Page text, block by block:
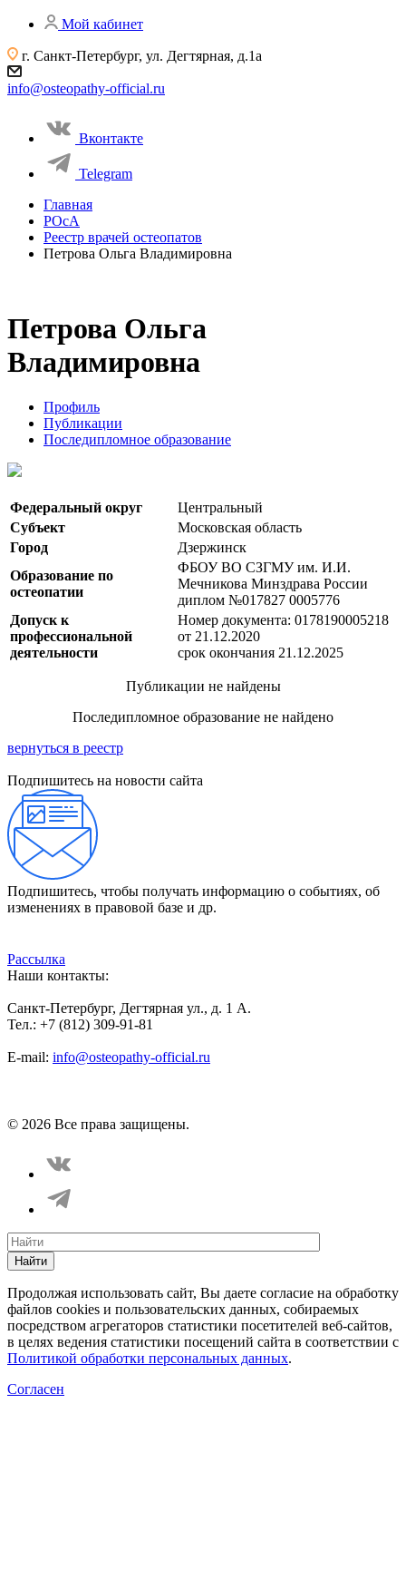
Мой кабинет
г. Санкт-Петербург, ул. Дегтярная, д.1а
info@osteopathy-official.ru
Вконтакте
Telegram
Главная
РОсА
Реестр врачей остеопатов
Петрова Ольга Владимировна
Петрова Ольга
Владимировна
Профиль
Публикации
Последипломное образование
Федеральный округ
Центральный
Субъект
Московская область
Город
Дзержинск
Образование по
остеопатии
ФБОУ ВО СЗГМУ им. И.И.
Мечникова Минздрава России
диплом №017827 0005776
Допуск к
профессиональной
деятельности
Номер документа: 0178190005218
от 21.12.2020
срок окончания 21.12.2025
Публикации не найдены
Последипломное образование не найдено
вернуться в реестр
Подпишитесь на новости сайта
Подпишитесь, чтобы получать информацию о событиях, об
изменениях в правовой базе и др.
Рассылка
Наши контакты:
Санкт-Петербург, Дегтярная ул., д. 1 А.
Тел.: +7 (812) 309-91-81
E-mail: info@osteopathy-official.ru
© 2026 Все права защищены.
Найти
Продолжая использовать сайт, Вы даете согласие на обработку
файлов cookies и пользовательских данных, собираемых
посредством агрегаторов статистики посетителей веб-сайтов,
в целях ведения статистики посещений сайта в соответствии с
Политикой обработки персональных данных.
Согласен